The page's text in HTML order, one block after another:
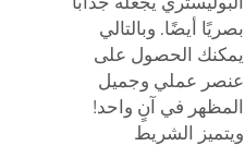
بصريًا أيضًا. وبالتالي
يمكنك الحصول على
عنصر عملي وجميل
المظهر في آنٍ واحد!
ويتميز الشريط